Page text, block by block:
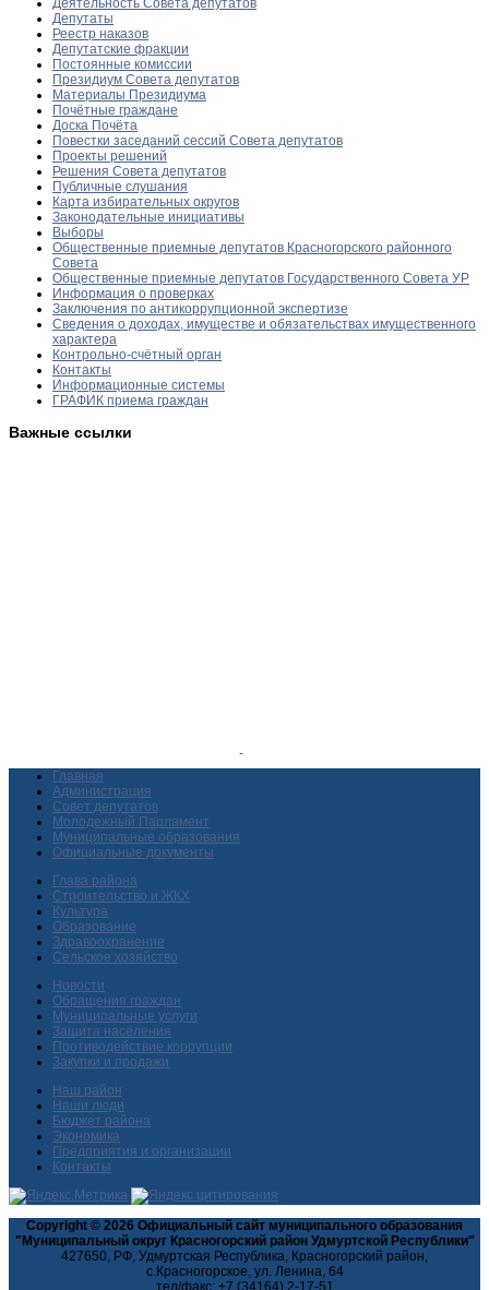
Деятельность Совета депутатов
Депутаты
Реестр наказов
Депутатские фракции
Постоянные комиссии
Президиум Совета депутатов
Материалы Президиума
Почётные граждане
Доска Почёта
Повестки заседаний сессий Совета депутатов
Проекты решений
Решения Совета депутатов
Публичные слушания
Карта избирательных округов
Законодательные инициативы
Выборы
Общественные приемные депутатов Красногорского районного
Совета
Общественные приемные депутатов Государственного Совета УР
Информация о проверках
Заключения по антикоррупционной экспертизе
Сведения о доходах, имуществе и обязательствах имущественного
характера
Контрольно-счётный орган
Контакты
Информационные системы
ГРАФИК приема граждан
Важные ссылки
Главная
Администрация
Совет депутатов
Молодежный Парламент
Муниципальные образования
Официальные документы
Глава района
Строительство и ЖКХ
Культура
Образование
Здравоохранение
Сельское хозяйство
Новости
Обращения граждан
Муниципальные услуги
Защита населения
Противодействие коррупции
Закупки и продажи
Наш район
Наши люди
Бюджет района
Экономика
Предприятия и организации
Контакты
Copyright © 2026 Официальный сайт муниципального образования
"Муниципальный округ Красногорский район Удмуртской Республики"
427650, РФ, Удмуртская Республика, Красногорский район,
с.Красногорское, ул. Ленина, 64
тел/факс: +7 (34164) 2-17-51